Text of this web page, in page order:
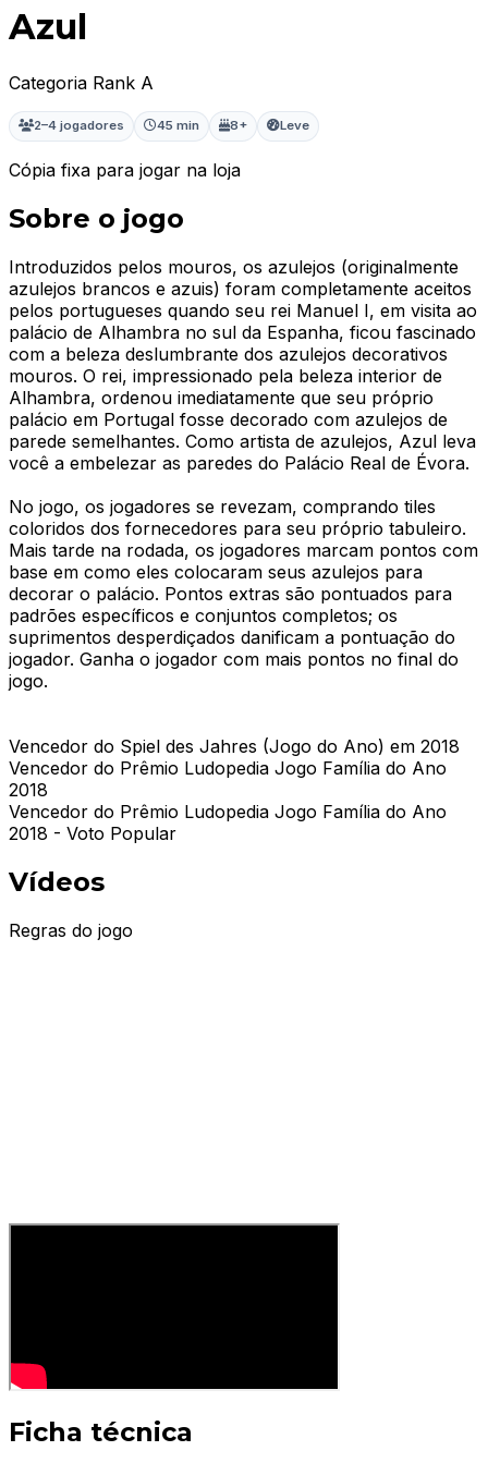
Azul
Categoria Rank A
2–4 jogadores 45 min 8+ Leve
Cópia fixa para jogar na loja
Sobre o jogo
Introduzidos pelos mouros, os azulejos (originalmente
azulejos brancos e azuis) foram completamente aceitos
pelos portugueses quando seu rei Manuel I, em visita ao
palácio de Alhambra no sul da Espanha, ficou fascinado
com a beleza deslumbrante dos azulejos decorativos
mouros. O rei, impressionado pela beleza interior de
Alhambra, ordenou imediatamente que seu próprio
palácio em Portugal fosse decorado com azulejos de
parede semelhantes. Como artista de azulejos, Azul leva
você a embelezar as paredes do Palácio Real de Évora.
No jogo, os jogadores se revezam, comprando tiles
coloridos dos fornecedores para seu próprio tabuleiro.
Mais tarde na rodada, os jogadores marcam pontos com
base em como eles colocaram seus azulejos para
decorar o palácio. Pontos extras são pontuados para
padrões específicos e conjuntos completos; os
suprimentos desperdiçados danificam a pontuação do
jogador. Ganha o jogador com mais pontos no final do
jogo.
Vencedor do Spiel des Jahres (Jogo do Ano) em 2018
Vencedor do Prêmio Ludopedia Jogo Família do Ano
2018
Vencedor do Prêmio Ludopedia Jogo Família do Ano
2018 - Voto Popular
Vídeos
Regras do jogo
Ficha técnica